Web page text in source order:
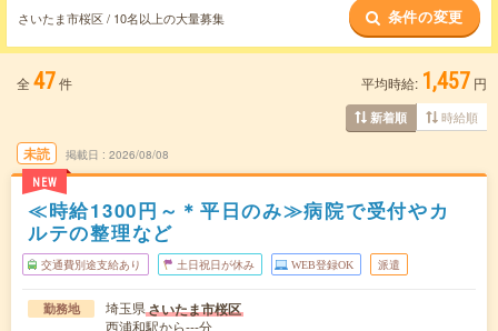
さいたま市桜区 / 10名以上の大量募集 条件の変更
全 47件 平均時給: 1,457 円
新着順 時給順
未読
NEW
掲載日 2026/08/08
≪時給1300円～＊平日のみ≫病院で受付やカ
ルテの整理など
交通費別途支給あり 土日祝日が休み WEB登録OK 派遣
勤務地 埼玉県さいたま市桜区
西浦和駅から---分